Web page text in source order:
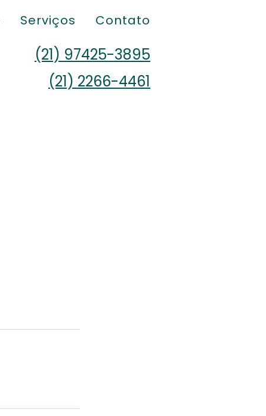
Serviços Contato
(21) 97425-3895
(21) 2266-4461